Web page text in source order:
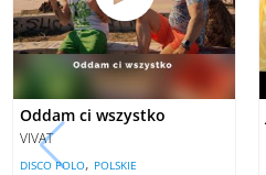
Oddam ci wszystko
VIVAT
DISCO POLO, POLSKIE